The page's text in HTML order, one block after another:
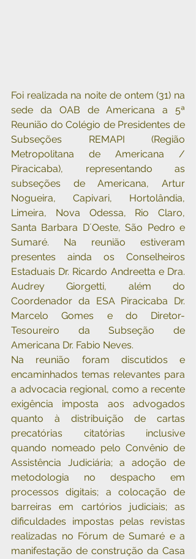
Foi realizada na noite de ontem (31) na
sede da OAB de Americana a 5ª
Reunião do Colégio de Presidentes de
Subseções REMAPI (Região
Metropolitana de Americana /
Piracicaba), representando as
subseções de Americana, Artur
Nogueira, Capivari, Hortolândia,
Limeira, Nova Odessa, Rio Claro,
Santa Barbara D´Oeste, São Pedro e
Sumaré. Na reunião estiveram
presentes ainda os Conselheiros
Estaduais Dr. Ricardo Andreetta e Dra.
Audrey Giorgetti, além do
Coordenador da ESA Piracicaba Dr.
Marcelo Gomes e do Diretor-
Tesoureiro da Subseção de
Americana Dr. Fabio Neves.
Na reunião foram discutidos e
encaminhados temas relevantes para
a advocacia regional, como a recente
exigência imposta aos advogados
quanto à distribuição de cartas
precatórias citatórias inclusive
quando nomeado pelo Convênio de
Assistência Judiciária; a adoção de
metodologia no despacho em
processos digitais; a colocação de
barreiras em cartórios judiciais; as
dificuldades impostas pelas revistas
realizadas no Fórum de Sumaré e a
manifestação de construção da Casa